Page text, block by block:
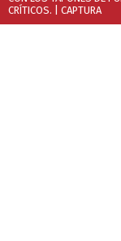
CRÍTICOS. | CAPTURA